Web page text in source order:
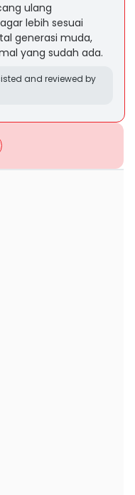
ulang
lebih sesuai
generasi muda,
yang sudah ada.
and reviewed by